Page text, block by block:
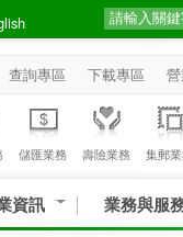
查詢專區 下載專區
儲匯業務 壽險業務 集郵
資訊 業務與服